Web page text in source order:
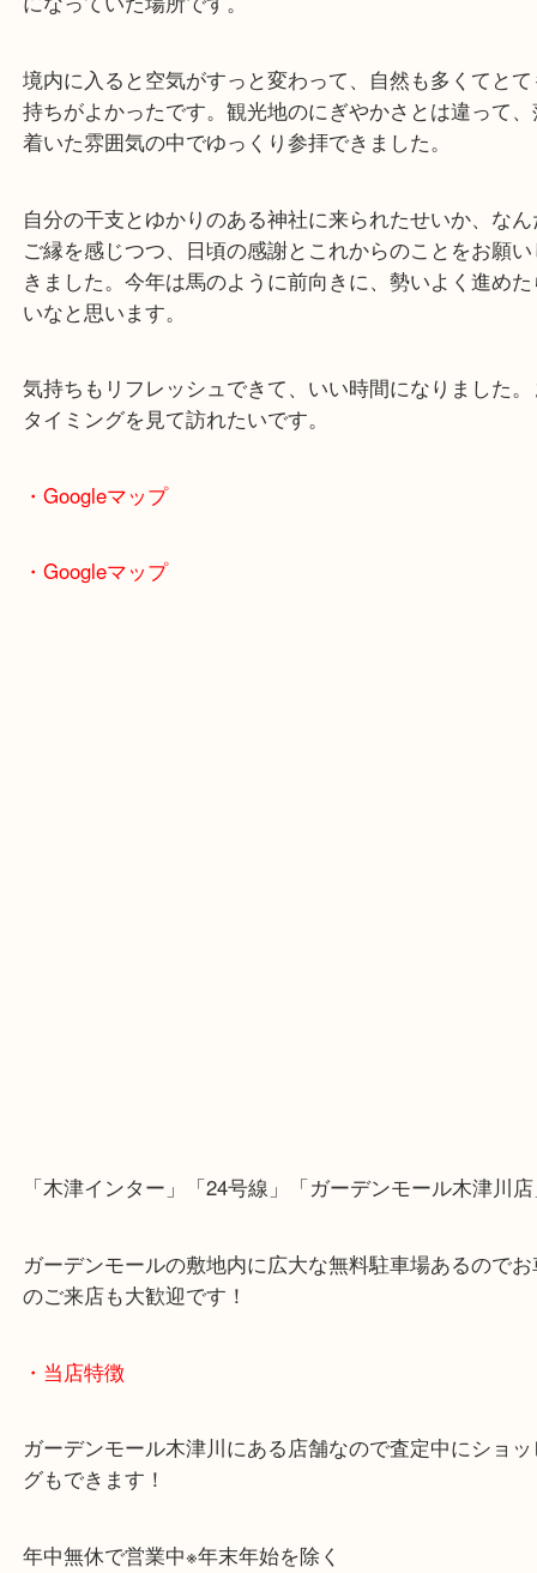
全て
木津川市
干支が馬なので、先日京都の上賀茂神社に行ってき
馬とご縁のある神社ということもあって、前からち
境内に入ると空気がすっと変わって、自然も多くて
持ちがよかったです。観光地のにぎやかさとは違っ
着いた雰囲気の中でゆっくり参拝できました。
自分の干支とゆかりのある神社に来られたせいか、
ご縁を感じつつ、日頃の感謝とこれからのことをお
いなと思います。
気持ちもリフレッシュできて、いい時間になりまし
「木津インター」「24号線」「ガーデンモール木津
のご来店も大歓迎です！